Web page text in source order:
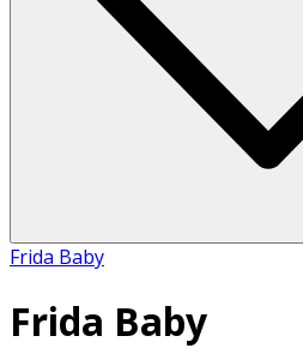
Frida Baby
Frida Baby